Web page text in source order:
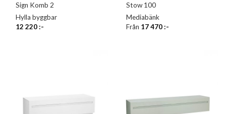
Sign Komb 2
Hylla byggbar
12 220:-
Stow 100
Mediabänk
Från 17 470:-